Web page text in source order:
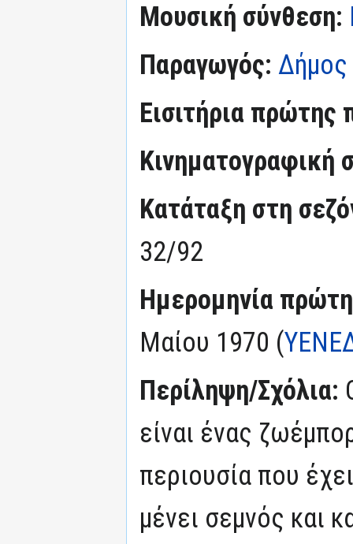
Μουσική σύνθεση:
Παραγωγός: Δήμος
Εισιτήρια πρώτης
Κινηματογραφική
Κατάταξη στη
32/92
Ημερομηνία
Μαίου 1970 (
Περίληψη/Σχόλια:
είναι ένας
περιουσία που
μένει σεμνός και